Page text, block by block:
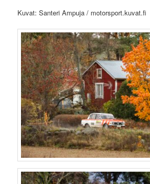
Kuvat: Santeri Ampuja / motorsport.kuvat.fi